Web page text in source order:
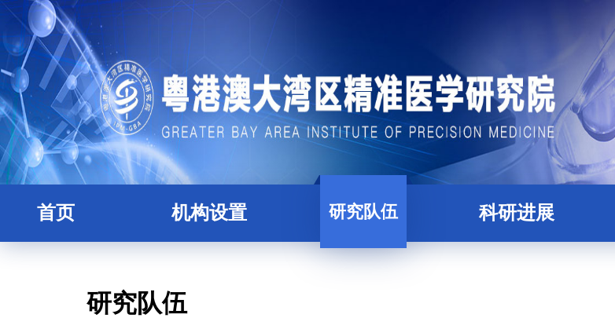
首页 机构设置 研究队伍
全职科研人员
科研进展
研究队伍